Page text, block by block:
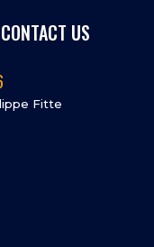
CONTACT US
Fitte